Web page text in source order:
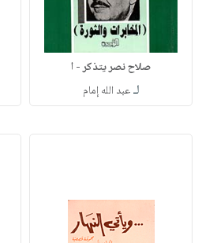
صلاح نصر يتذكر - ا
لـعبد الله إمام